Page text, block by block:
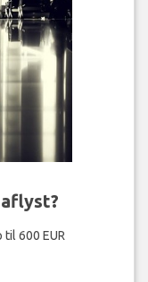
600 EUR